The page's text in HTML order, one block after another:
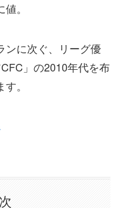
。
ンに次ぐ、リーグ優
」 の2010年代を布
。